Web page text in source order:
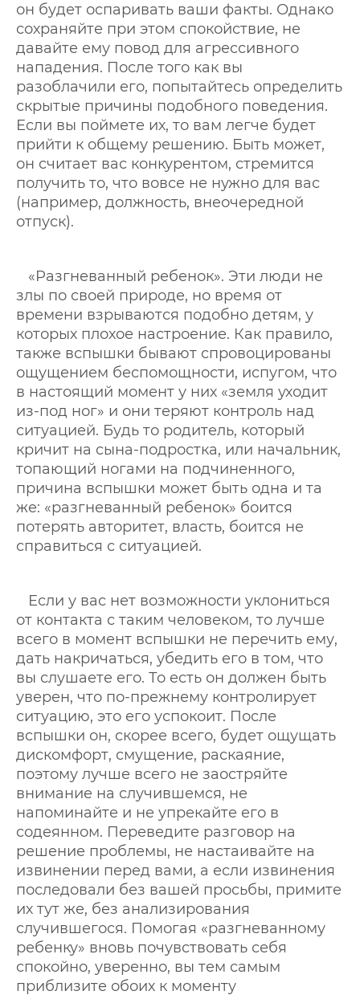
он будет оспаривать ваши факты. Однако
сохраняйте при этом спокойствие, не
давайте ему повод для агрессивного
нападения. После того как вы
разоблачили его, попытайтесь определить
скрытые причины подобного поведения.
Если вы поймете их, то вам легче будет
прийти к общему решению. Быть может,
он считает вас конкурентом, стремится
получить то, что вовсе не нужно для вас
(например, должность, внеочередной
отпуск).
«Разгневанный ребенок». Эти люди не
злы по своей природе, но время от
времени взрываются подобно детям, у
которых плохое настроение. Как правило,
также вспышки бывают спровоцированы
ощущением беспомощности, испугом, что
в настоящий момент у них «земля уходит
из-под ног» и они теряют контроль над
ситуацией. Будь то родитель, который
кричит на сына-подростка, или начальник,
топающий ногами на подчиненного,
причина вспышки может быть одна и та
же: «разгневанный ребенок» боится
потерять авторитет, власть, боится не
справиться с ситуацией.
Если у вас нет возможности уклониться
от контакта с таким человеком, то лучше
всего в момент вспышки не перечить ему,
дать накричаться, убедить его в том, что
вы слушаете его. То есть он должен быть
уверен, что по-прежнему контролирует
ситуацию, это его успокоит. После
вспышки он, скорее всего, будет ощущать
дискомфорт, смущение, раскаяние,
поэтому лучше всего не заостряйте
внимание на случившемся, не
напоминайте и не упрекайте его в
содеянном. Переведите разговор на
решение проблемы, не настаивайте на
извинении перед вами, а если извинения
последовали без вашей просьбы, примите
их тут же, без анализирования
случившегося. Помогая «разгневанному
ребенку» вновь почувствовать себя
спокойно, уверенно, вы тем самым
приблизите обоих к моменту